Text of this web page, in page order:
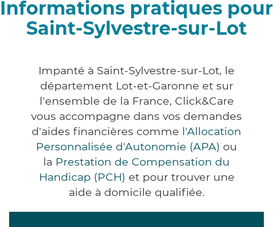
Informations pratiques pour
Saint-Sylvestre-sur-Lot
Impanté à Saint-Sylvestre-sur-Lot, le
département Lot-et-Garonne et sur
l'ensemble de la France, Click&Care
vous accompagne dans vos demandes
d'aides financières comme l'Allocation
Personnalisée d'Autonomie (APA) ou
la Prestation de Compensation du
Handicap (PCH) et pour trouver une
aide à domicile qualifiée.